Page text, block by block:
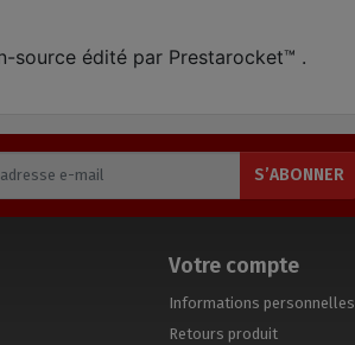
source édité par Prestarocket™ .
S’ABONNER
Votre compte
Informations personnelles
Retours produit